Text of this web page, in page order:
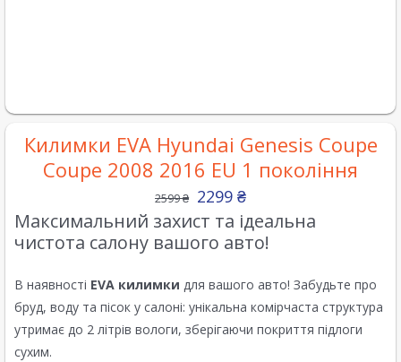
Килимки EVA Hyundai Genesis Coupe
Coupe 2008 2016 EU 1 покоління
2599₴ 2299 ₴
Максимальний захист та ідеальна
чистота салону вашого авто!
В наявності EVA килимки для вашого авто! Забудьте про
бруд, воду та пісок у салоні: унікальна комірчаста структура
утримає до 2 літрів вологи, зберігаючи покриття підлоги
сухим.